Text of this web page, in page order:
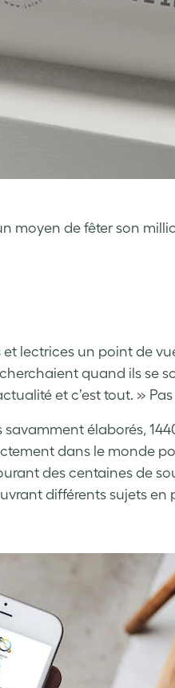
moyen de fêter son
lectrices un point de
quand ils se
et c’est tout. »
élaborés,
dans le monde
des centaines de
différents sujets en